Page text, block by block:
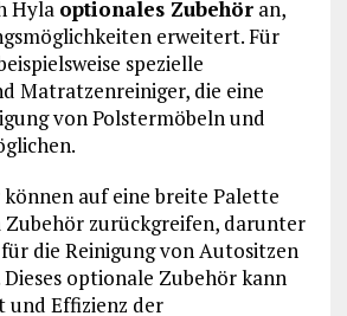
Hyla optionales Zubehöran,
erweitert. Für
spezielle
Matratzenreiniger, die eine
von Polstermöbeln und
auf eine breite Palette
zurückgreifen, darunter
die Reinigung von Autositzen
optionale Zubehör kann
und Effizienz der